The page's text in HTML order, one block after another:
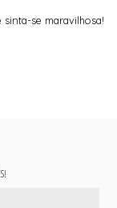
se maravilhosa!